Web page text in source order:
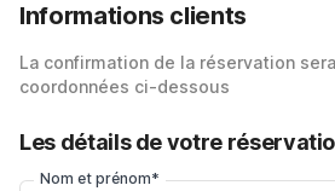
Informations clients
La confirmation de la réservation
coordonnées ci-dessous
Les détails de votre
Nom et prénom*